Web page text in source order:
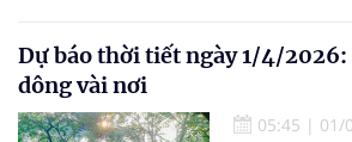
Dự báo thời tiết ngày 1/4/2026:
dông vài nơi
05:45 | 01/